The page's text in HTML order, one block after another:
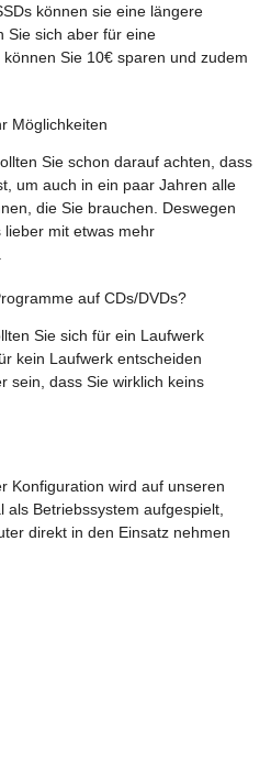
können sie eine längere
Sie sich aber für eine
Sie 10€ sparen und zudem
Möglichkeiten
Sie schon darauf achten, dass
um auch in ein paar Jahren alle
die Sie brauchen. Deswegen
mit etwas mehr
auf CDs/DVDs?
Sie sich für ein Laufwerk
kein Laufwerk entscheiden
sein, dass Sie wirklich keins
Konfiguration wird auf unseren
als Betriebssystem aufgespielt,
direkt in den Einsatz nehmen